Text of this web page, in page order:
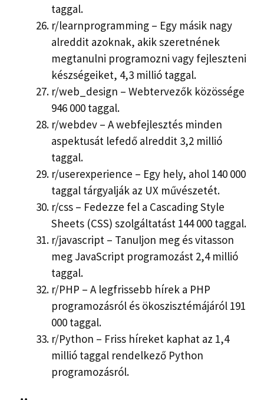
taggal.
r/learnprogramming – Egy másik nagy
alreddit azoknak, akik szeretnének
megtanulni programozni vagy fejleszteni
készségeiket, 4,3 millió taggal.
r/web_design – Webtervezők közössége
946 000 taggal.
r/webdev – A webfejlesztés minden
aspektusát lefedő alreddit 3,2 millió
taggal.
r/userexperience – Egy hely, ahol 140 000
taggal tárgyalják az UX művészetét.
r/css – Fedezze fel a Cascading Style
Sheets (CSS) szolgáltatást 144 000 taggal.
r/javascript – Tanuljon meg és vitasson
meg JavaScript programozást 2,4 millió
taggal.
r/PHP – A legfrissebb hírek a PHP
programozásról és ökoszisztémájáról 191
000 taggal.
r/Python – Friss híreket kaphat az 1,4
millió taggal rendelkező Python
programozásról.